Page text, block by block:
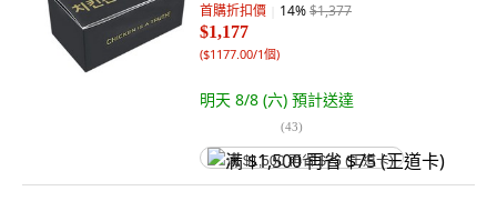
首購折扣價 14%$1,377
$1,177
($1177.00/1個)
明天 8/8 (六) 預計送達
(43)
满 $1,500 再省 $75 (王道卡)